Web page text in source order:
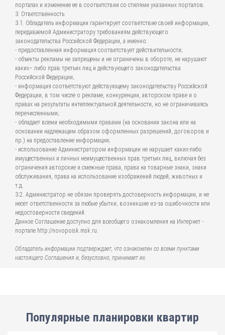
порталах и изменение ее в соответствии со стилями указанных порталов.
3. Ответственность
3.1. Обладатель информации гарантирует соответствие своей информации,
передаваемой Администратору требованиям действующего
законодательства Российской Федерации, а именно:
- предоставленная информация соответствует действительности;
- объекты рекламы не запрещены и не ограничены в обороте, не нарушают
каких– либо прав третьих лиц и действующего законодательства
Российской Федерации;
- информация соответствуют действующему законодательству Российской
Федерации, в том числе о рекламе, конкуренции, авторском праве и о
правах на результаты интеллектуальной деятельности, но не ограничиваясь
перечисленными;
- обладает всеми необходимыми правами (на основании закона или на
основании надлежащим образом оформленных разрешений, договоров и
пр.) на предоставление информации;
- использование Администратором информации не нарушает каких-либо
имущественных и личных неимущественных прав третьих лиц, включая без
ограничения авторские и смежные права, права на товарные знаки, знаки
обслуживания, права на использование изображений людей, животных и
т.д.
3.2. Администратор не обязан проверять достоверность информации, и не
несет ответственности за любые убытки, возникшие из-за ошибочности или
недостоверности сведений.
Данное Соглашение доступно для всеобщего ознакомления на Интернет -
портале http://novopoisk.msk.ru.
Обладатель информации подтверждает, что ознакомлен со всеми пунктами
настоящего Соглашения и, безусловно, принимает их.
Популярные планировки квартир